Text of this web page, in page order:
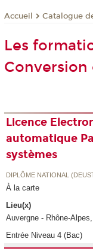
Accueil Catalogue
Les
Licence
automatique
systèmes
DIPLÔME NATIONAL
À la carte
Lieu(x)
Auvergne - Rhône-
Entrée Niveau 4 (Bac)